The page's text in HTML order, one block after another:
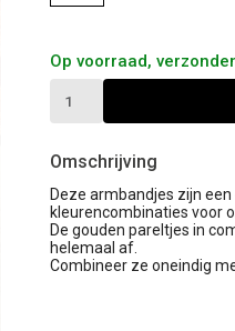
Op voorraad,
Omschrijving
Deze armbandjes zijn
kleurencombinaties voor
De gouden pareltjes in
helemaal af.
Combineer ze oneindig